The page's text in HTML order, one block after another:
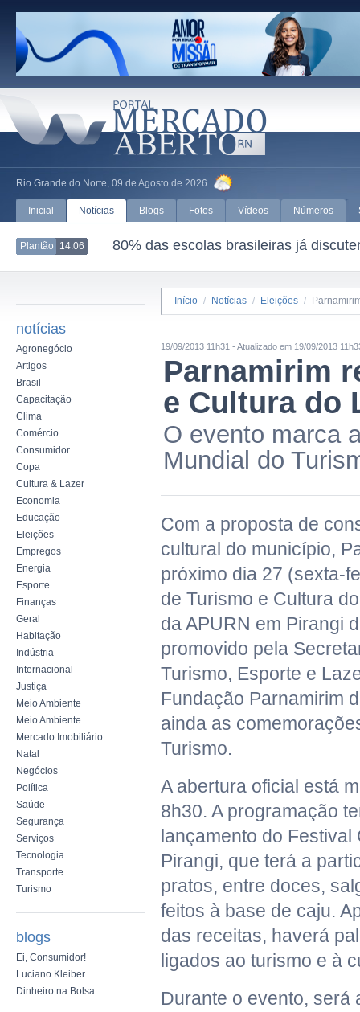
Rio Grande do Norte, 09 de Agosto de 2026
Inicial Notícias Blogs Fotos Vídeos Números
Plantão 14:06 80% das escolas brasileiras já
notícias
Agronegócio
Artigos
Brasil
Capacitação
Clima
Comércio
Consumidor
Copa
Cultura & Lazer
Economia
Educação
Eleições
Empregos
Energia
Esporte
Finanças
Geral
Habitação
Indústria
Internacional
Justiça
Meio Ambiente
Meio Ambiente
Mercado Imobiliário
Natal
Negócios
Política
Saúde
Segurança
Serviços
Tecnologia
Transporte
Turismo
blogs
Ei, Consumidor!
Luciano Kleiber
Dinheiro na Bolsa
Início / Notícias / Eleições /
19/09/2013 11h31 - Atualizado em 19/09/2013
Parnamirim
e Cultura do
O evento marca
Mundial do
Com a proposta de
cultural do município,
próximo dia 27 (sexta-
de Turismo e Cultura
da APURN em Pirangi
promovido pela
Turismo, Esporte e
Fundação Parnamirim
ainda as
Turismo.
A abertura oficial está
8h30. A programação
lançamento do Festival
Pirangi, que terá a
pratos, entre doces,
feitos à base de caju.
das receitas, haverá
ligados ao turismo e à
Durante o evento, será